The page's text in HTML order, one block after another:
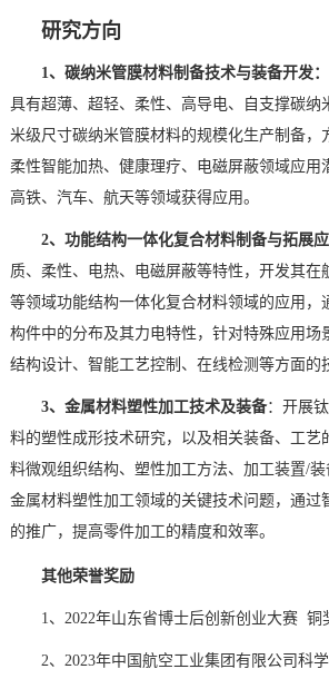
研究方向
1、碳纳米管膜材料制备技术与装备开发：
具有超薄、超轻、柔性、高导电、自支撑碳纳
米级尺寸碳纳米管膜材料的规模化生产制备，
柔性智能加热、健康理疗、电磁屏蔽领域应用
高铁、汽车、航天等领域获得应用。
2、功能结构一体化复合材料制备与拓展
质、柔性、电热、电磁屏蔽等特性，开发其在
等领域功能结构一体化复合材料领域的应用，
构件中的分布及其力电特性，针对特殊应用场
结构设计、智能工艺控制、在线检测等方面的
3、金属材料塑性加工技术及装备：开展
料的塑性成形技术研究，以及相关装备、工艺
料微观组织结构、塑性加工方法、加工装置/
金属材料塑性加工领域的关键技术问题，通过
的推广，提高零件加工的精度和效率。
其他荣誉奖励
1、2022年山东省博士后创新创业大赛 铜
2、2023年中国航空工业集团有限公司科